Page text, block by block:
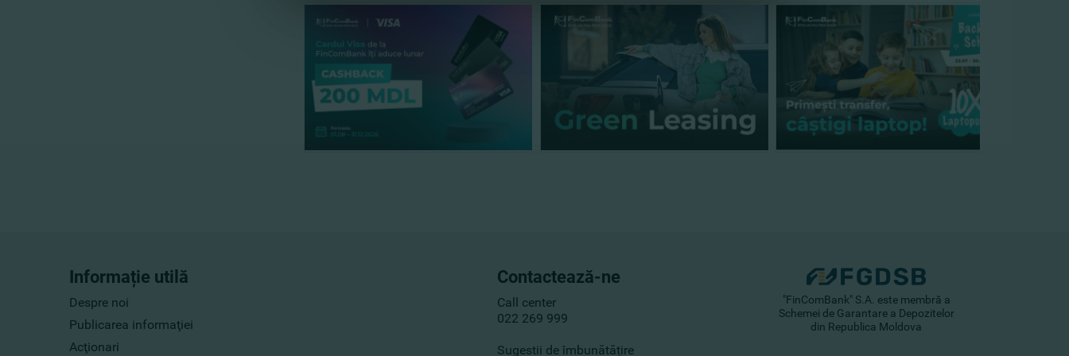
Informație utilă
Despre noi
Publicarea informaţiei
Acţionari
Contactează-ne
Call center
022 269 999
Sugestii de îmbunătățire
"FinComBank" S.A. este membră a
Schemei de Garantare a Depozitelor
din Republica Moldova